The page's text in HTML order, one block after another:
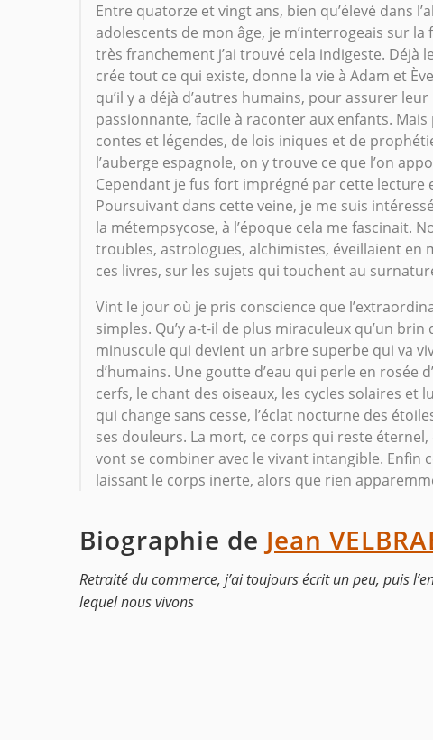
Entre quatorze et vingt ans, bien qu’élevé dans
adolescents de mon âge, je m’interrogeais sur la
très franchement j’ai trouvé cela indigeste. Déjà
crée tout ce qui existe, donne la vie à Adam et
qu’il y a déjà d’autres humains, pour assurer
passionnante, facile à raconter aux enfants.
contes et légendes, de lois iniques et de
l’auberge espagnole, on y trouve ce que l’on
Cependant je fus fort imprégné par cette
Poursuivant dans cette veine, je me suis
la métempsycose, à l’époque cela me fascinait.
troubles, astrologues, alchimistes, éveillaient en
ces livres, sur les sujets qui touchent au
Vint le jour où je pris conscience que
simples. Qu’y a-t-il de plus miraculeux qu’un
minuscule qui devient un arbre superbe qui va
d’humains. Une goutte d’eau qui perle en rosée
cerfs, le chant des oiseaux, les cycles solaires et
qui change sans cesse, l’éclat nocturne des
ses douleurs. La mort, ce corps qui reste
vont se combiner avec le vivant intangible. Enfin
laissant le corps inerte, alors que rien
Biographie de Jean
Retraité du commerce, j’ai toujours écrit un peu, puis
lequel nous vivons